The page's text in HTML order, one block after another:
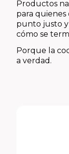
Productos
para quienes
punto justo y
cómo se
Porque la
a verdad.